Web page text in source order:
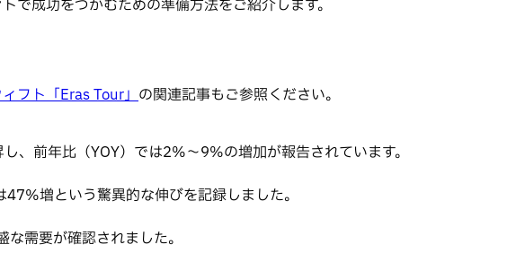
成功をつかむための準備方法をご紹介します。
フト「Eras Tour」 の関連記事もご参照ください。
、前年比（YOY）では2%〜9%の増加が報告されています。
増という驚異的な伸びを記録しました。
需要が確認されました。